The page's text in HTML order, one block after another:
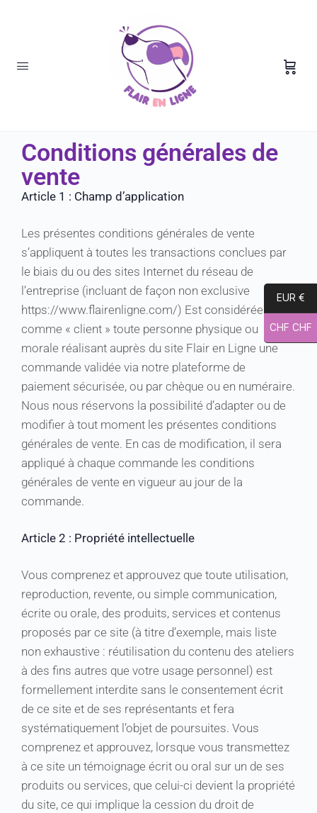
Conditions générales de vente
Conditions générales de
vente
Article 1 : Champ d’application
Les présentes conditions générales de vente
s’appliquent à toutes les transactions conclues par
le biais du ou des sites Internet du réseau de
l’entreprise (incluant de façon non exclusive
https://www.flairenligne.com/) Est considérée
comme « client » toute personne physique ou
morale réalisant auprès du site Flair en Ligne une
commande validée via notre plateforme de
paiement sécurisée, ou par chèque ou en numéraire.
Nous nous réservons la possibilité d’adapter ou de
modifier à tout moment les présentes conditions
générales de vente. En cas de modification, il sera
appliqué à chaque commande les conditions
générales de vente en vigueur au jour de la
commande.
Article 2 : Propriété intellectuelle
Vous comprenez et approuvez que toute utilisation,
reproduction, revente, ou simple communication,
écrite ou orale, des produits, services et contenus
proposés par ce site (à titre d’exemple, mais liste
non exhaustive : réutilisation du contenu des ateliers
à des fins autres que votre usage personnel) est
formellement interdite sans le consentement écrit
de ce site et de ses représentants et fera
systématiquement l’objet de poursuites. Vous
comprenez et approuvez, lorsque vous transmettez
à ce site un témoignage écrit ou oral sur un de ses
produits ou services, que celui-ci devient la propriété
du site, ce qui implique la cession du droit de
EUR €
CHF CHF